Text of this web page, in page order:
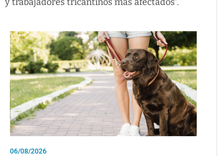
06/08/2026